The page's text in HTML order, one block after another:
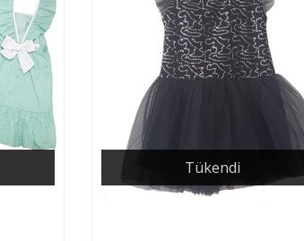
Tükendi